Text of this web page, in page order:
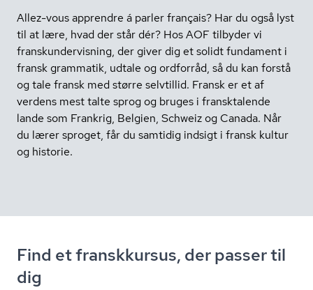
Allez-vous apprendre á parler français? Har du også lyst
til at lære, hvad der står dér? Hos AOF tilbyder vi
franskundervisning, der giver dig et solidt fundament i
fransk grammatik, udtale og ordforråd, så du kan forstå
og tale fransk med større selvtillid. Fransk er et af
verdens mest talte sprog og bruges i fransktalende
lande som Frankrig, Belgien, Schweiz og Canada. Når
du lærer sproget, får du samtidig indsigt i fransk kultur
og historie.
Find et franskkursus, der passer til
dig